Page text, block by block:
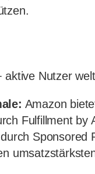
aktive Nutzer
Amazon
Fulfillment by
Sponsored